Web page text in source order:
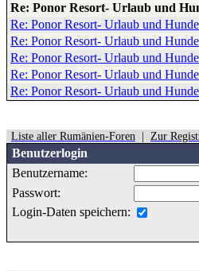
Re: Ponor Resort- Urlaub und
Re: Ponor Resort- Urlaub und
Re: Ponor Resort- Urlaub und
Re: Ponor Resort- Urlaub und
Re: Ponor Resort- Urlaub und
Re: Ponor Resort- Urlaub und
Liste aller Rumänien-Foren Zur
Benutzerlogin
Benutzername:
Passwort:
Login-Daten speichern: